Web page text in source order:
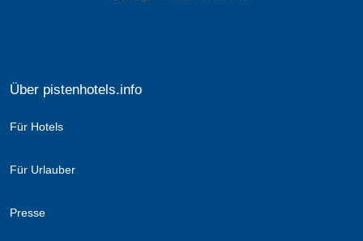
Über pistenhotels.info
Für Hotels
Für Urlauber
Presse